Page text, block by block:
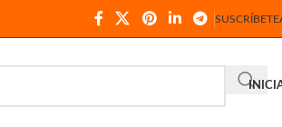
SUSCRÍBETE